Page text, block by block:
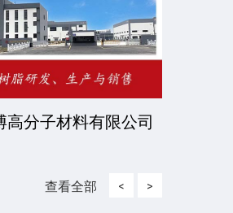
高分子材料有限公司
查看全部 < >